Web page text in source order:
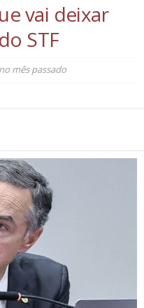
vai deixar
STF
mês passado